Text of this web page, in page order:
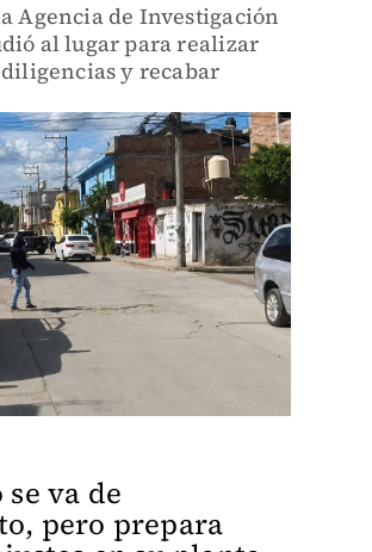
Agencia de Investigación
al lugar para realizar
y recabar
va de
pero prepara